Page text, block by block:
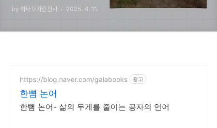
by 하나모자란천사 2025. 4. 11.
https://blog.naver.com/galabooks 광고
한뼘 논어
한뼘 논어- 삶의 무게를 줄이는 공자의 언어